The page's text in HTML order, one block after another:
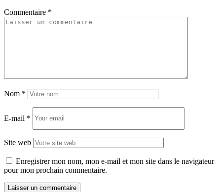
Commentaire *
Nom *
E-mail *
Site web
Enregistrer mon nom, mon e-mail et mon site dans le navigateur
pour mon prochain commentaire.